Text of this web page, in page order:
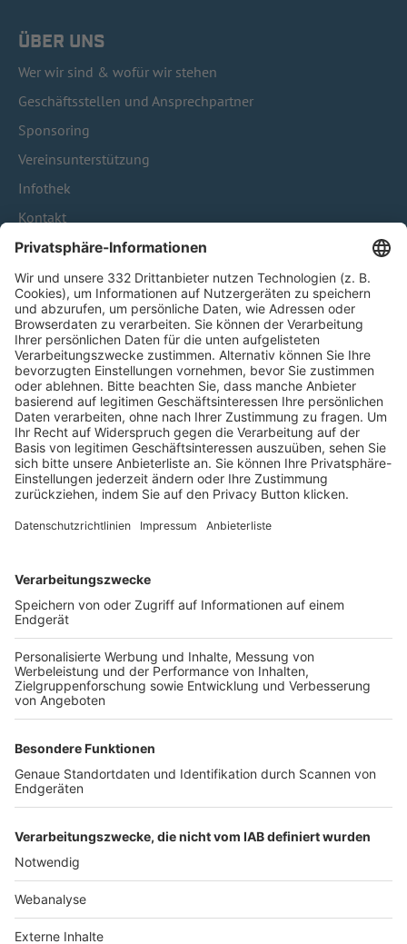
ÜBER UNS
Wer wir sind & wofür wir stehen
Geschäftsstellen und Ansprechpartner
Sponsoring
Vereinsunterstützung
Infothek
Kontakt
HÄUFIG BESUCHTE SEITEN
Pässe und Vereinswechsel
Trainerausbildung
Schulungsangebot Vereinsmitarbeiter
BFV-Geschäftsstellen
Trainerbörse
Login SpielPlus
FOLGE DEM BFV
TOP-VEREINE
TOP-PARTNER
Nutzungsbedingungen Datenschutz Impressum